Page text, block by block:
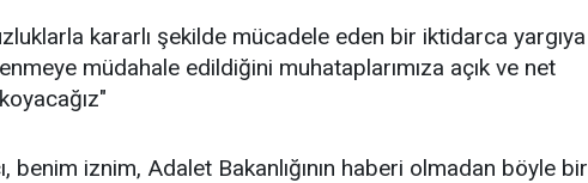
kararlı şekilde mücadele eden bir iktidarca yargıya
müdahale edildiğini muhataplarımıza açık ve net
benim iznim, Adalet Bakanlığının haberi olmadan böyle bir